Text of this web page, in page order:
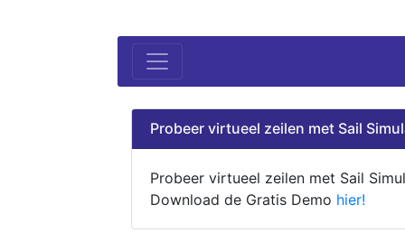
Probeer virtueel zeilen met Sail
Probeer virtueel zeilen met Sail
Download de Gratis Demo hier!